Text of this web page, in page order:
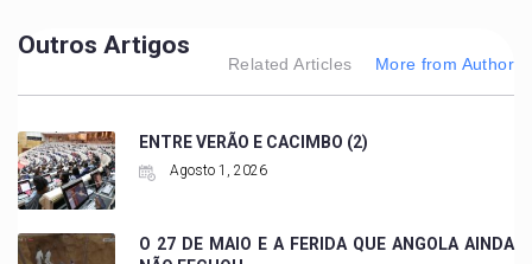
Outros Artigos
Related Articles More from Author
ENTRE VERÃO E CACIMBO (2)
Agosto 1, 2026
O 27 DE MAIO E A FERIDA QUE ANGOLA AINDA